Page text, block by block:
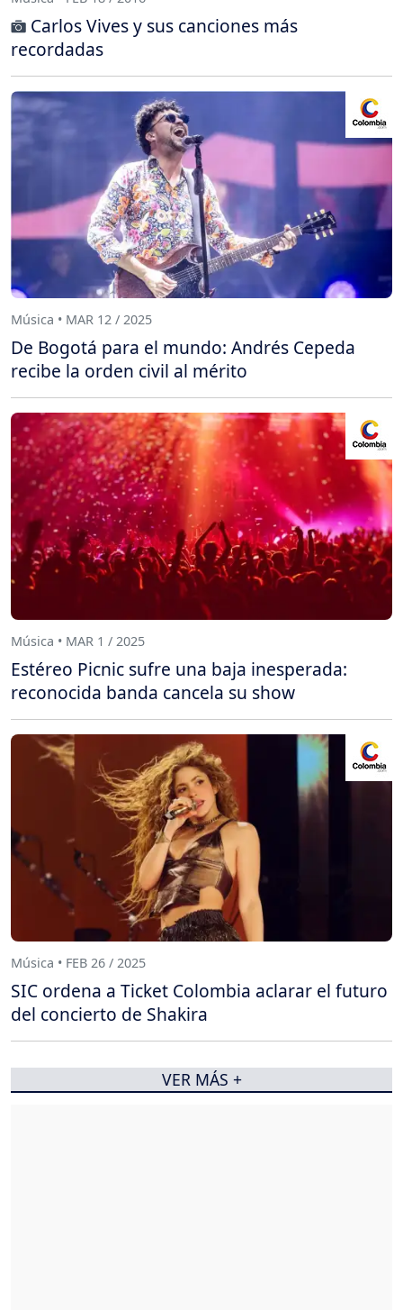
Carlos Vives y sus canciones más
recordadas
Música • MAR 12 / 2025
De Bogotá para el mundo: Andrés Cepeda
recibe la orden civil al mérito
Música • MAR 1 / 2025
Estéreo Picnic sufre una baja inesperada:
reconocida banda cancela su show
Música • FEB 26 / 2025
SIC ordena a Ticket Colombia aclarar el futuro
del concierto de Shakira
VER MÁS +